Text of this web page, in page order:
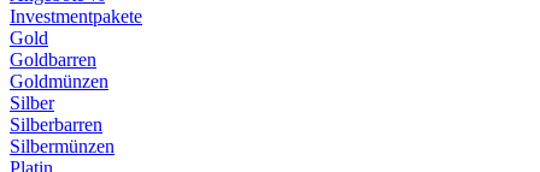
Investmentpakete
Gold
Goldbarren
Goldmünzen
Silber
Silberbarren
Silbermünzen